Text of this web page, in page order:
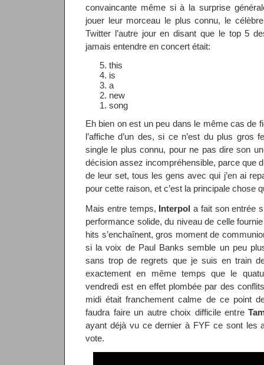
convaincante même si à la surprise
jouer leur morceau le plus connu, le
Twitter l’autre jour en disant que le top 5
jamais entendre en concert était:
this
is
a
new
song
Eh bien on est un peu dans le même cas de
l’affiche d’un des, si ce n’est du plus gros
single le plus connu, pour ne pas dire son
décision assez incompréhensible, parce que
de leur set, tous les gens avec qui j’en ai
pour cette raison, et c’est la principale chose
Mais entre temps, Interpol a fait son entrée
performance solide, du niveau de celle
hits s’enchaînent, gros moment de
si la voix de Paul Banks semble un peu plus
sans trop de regrets que je suis en train
exactement en même temps que le
vendredi est en effet plombée par des
midi était franchement calme de ce point
faudra faire un autre choix difficile entre
ayant déjà vu ce dernier à FYF ce sont les
vote.